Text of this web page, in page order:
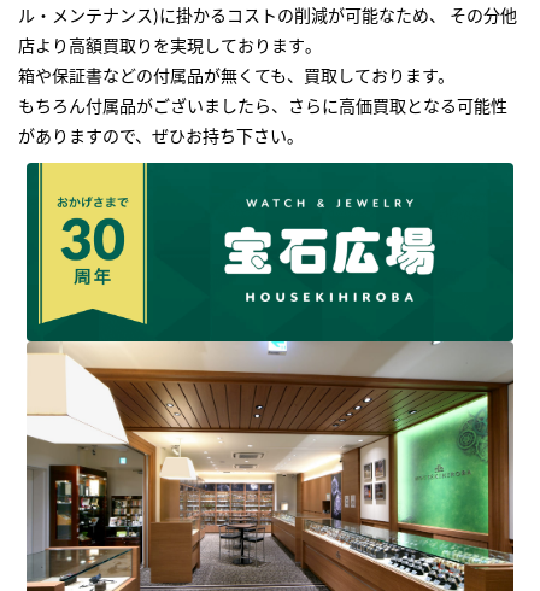
ル・メンテナンス)に掛かるコストの削減が可能なため、 その分他
店より高額買取りを実現しております｡
箱や保証書などの付属品が無くても、買取しております。
もちろん付属品がございましたら、さらに高価買取となる可能性
がありますので、ぜひお持ち下さい｡